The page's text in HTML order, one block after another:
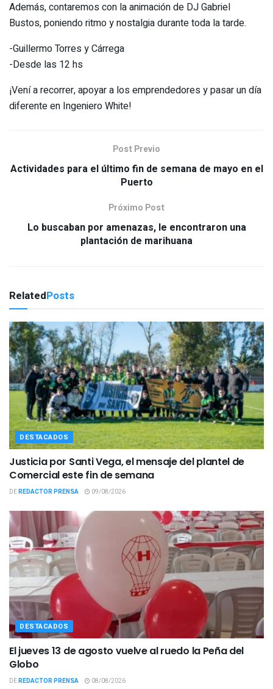
Además, contaremos con la animación de DJ Gabriel
Bustos, poniendo ritmo y nostalgia durante toda la tarde.
-Guillermo Torres y Cárrega
-Desde las 12 hs
¡Vení a recorrer, apoyar a los emprendedores y pasar un día
diferente en Ingeniero White!
Post Previo
Actividades para el último fin de semana de mayo en el
Puerto
Próximo Post
Lo buscaban por amenazas, le encontraron una
plantación de marihuana
RelatedPosts
DESTACADOS
Justicia por Santi Vega, el mensaje del plantel de
Comercial este fin de semana
DEREDACTOR PRENSA 09/08/2026
DESTACADOS
El jueves 13 de agosto vuelve al ruedo la Peña del
Globo
DEREDACTOR PRENSA 08/08/2026